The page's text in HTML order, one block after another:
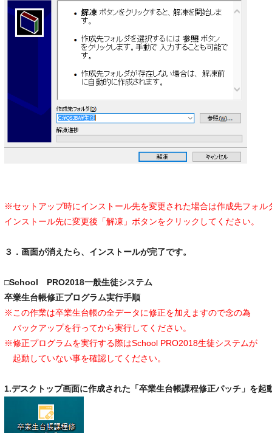
※セットアップ時にインストール先を変更された場合は作成先フォル
インストール先に変更後「解凍」ボタンをクリックしてください。
３．画面が消えたら、インストールが完了です。
□School PRO2018一般生徒システム
卒業生台帳修正プログラム実行手順
※この作業は卒業生台帳の全データに修正を加えますので念の為
バックアップを行ってから実行してください。
※修正プログラムを実行する際はSchool PRO2018生徒システムが
起動していない事を確認してください。
1.デスクトップ画面に作成された「卒業生台帳課程修正パッチ」を起